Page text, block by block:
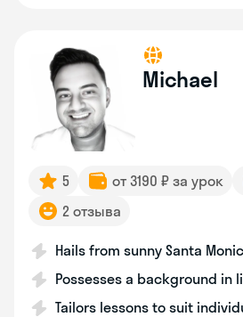
Michael
5 от 3190 ₽ за урок
2 отзыва
Hails from sunny Santa
Possesses a background in
Tailors lessons to suit